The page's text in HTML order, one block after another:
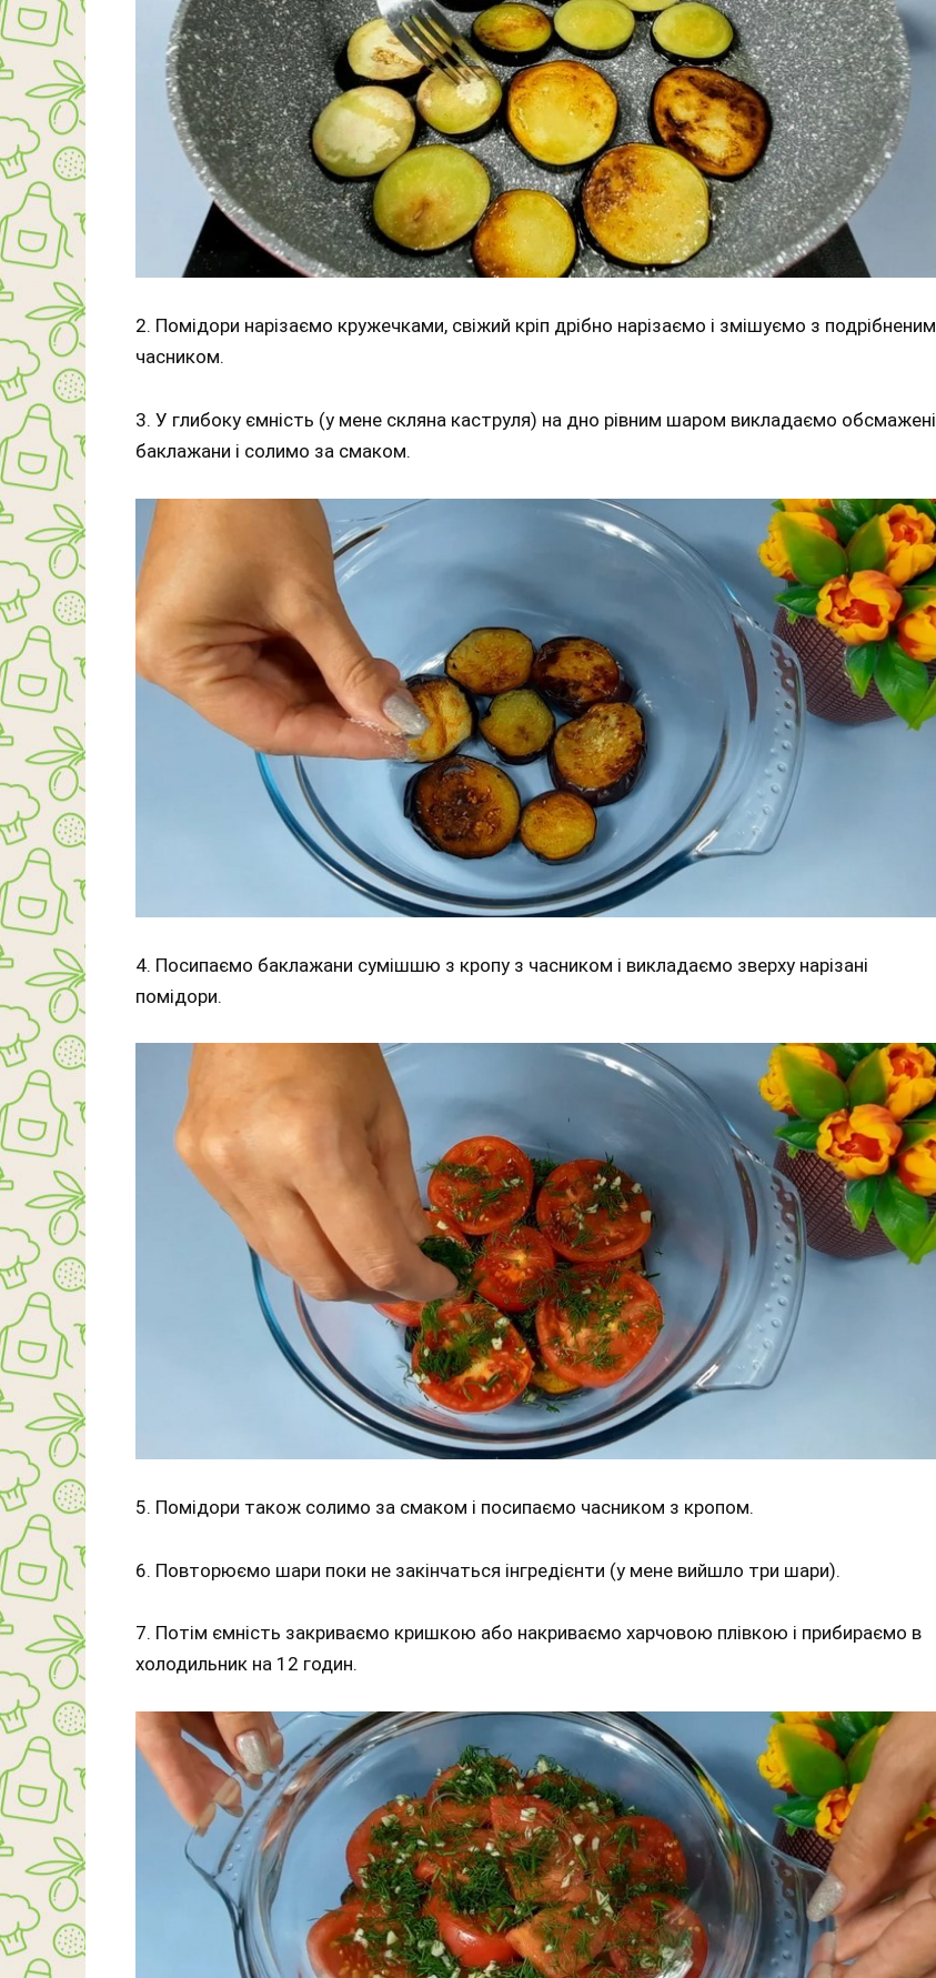
2. Помідори нарізаємо кружечками, свіжий кріп дрібно нарізаємо і змішуємо з подрібненим
часником.
3. У глибоку ємність (у мене скляна каструля) на дно рівним шаром викладаємо обсмажені
баклажани і солимо за смаком.
4. Посипаємо баклажани сумішшю з кропу з часником і викладаємо зверху нарізані
помідори.
5. Помідори також солимо за смаком і посипаємо часником з кропом.
6. Повторюємо шари поки не закінчаться інгредієнти (у мене вийшло три шари).
7. Потім ємність закриваємо кришкою або накриваємо харчовою плівкою і прибираємо в
холодильник на 12 годин.